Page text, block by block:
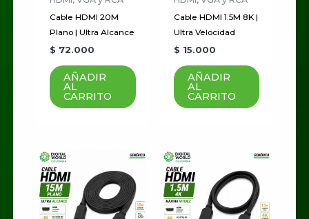
Cable HDMI 20M
Plano | Ultra Alcance
$ 72.000
AÑADIR
AL
CARRITO
Cable HDMI 1.5M 8K |
Ultra Velocidad
$ 15.000
AÑADIR
AL
CARRITO